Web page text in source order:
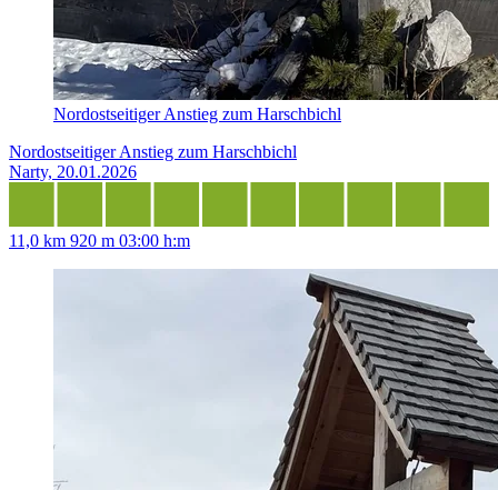
Nordostseitiger Anstieg zum Harschbichl
Nordostseitiger Anstieg zum Harschbichl
Narty, 20.01.2026
11,0 km 920 m 03:00 h:m